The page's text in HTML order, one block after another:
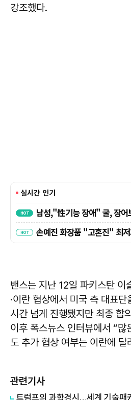
강조했다.
밴스는 지난 12일 파키스탄 이
·이란 협상에서 미국 측 대표
시간 넘게 진행됐지만 최종 합
이후 폭스뉴스 인터뷰에서 “많
도 추가 협상 여부는 이란에 달
관련기사
트럼프의 과학경시…세계 기술패